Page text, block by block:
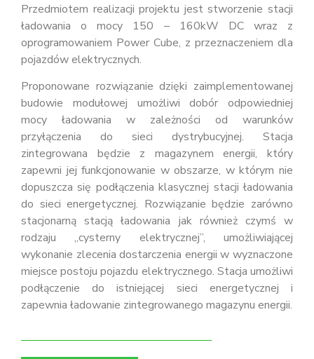
Przedmiotem realizacji projektu jest stworzenie stacji
ładowania o mocy 150 – 160kW DC wraz z
oprogramowaniem Power Cube, z przeznaczeniem dla
pojazdów elektrycznych.
Proponowane rozwiązanie dzięki zaimplementowanej
budowie modułowej umożliwi dobór odpowiedniej
mocy ładowania w zależności od warunków
przyłączenia do sieci dystrybucyjnej. Stacja
zintegrowana będzie z magazynem energii, który
zapewni jej funkcjonowanie w obszarze, w którym nie
dopuszcza się podłączenia klasycznej stacji ładowania
do sieci energetycznej. Rozwiązanie będzie zarówno
stacjonarną stacją ładowania jak również czymś w
rodzaju „cysterny elektrycznej”, umożliwiającej
wykonanie zlecenia dostarczenia energii w wyznaczone
miejsce postoju pojazdu elektrycznego. Stacja umożliwi
podłączenie do istniejącej sieci energetycznej i
zapewnia ładowanie zintegrowanego magazynu energii.